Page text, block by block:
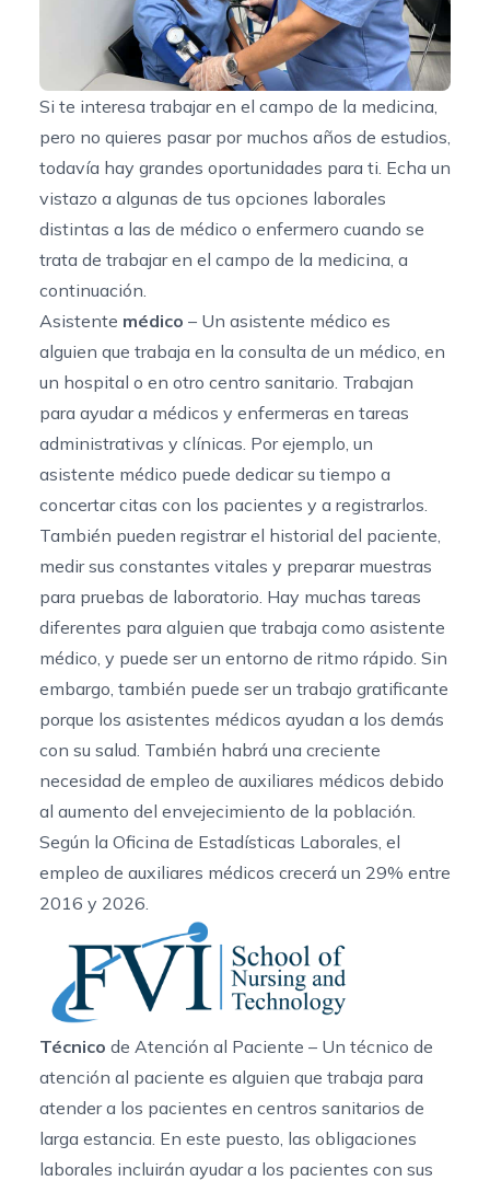
Si te interesa trabajar en el campo de la medicina,
pero no quieres pasar por muchos años de estudios,
todavía hay grandes oportunidades para ti. Echa un
vistazo a algunas de tus opciones laborales
distintas a las de médico o enfermero cuando se
trata de trabajar en el campo de la medicina, a
continuación.
Asistente médico – Un asistente médico es
alguien que trabaja en la consulta de un médico, en
un hospital o en otro centro sanitario. Trabajan
para ayudar a médicos y enfermeras en tareas
administrativas y clínicas. Por ejemplo, un
asistente médico puede dedicar su tiempo a
concertar citas con los pacientes y a registrarlos.
También pueden registrar el historial del paciente,
medir sus constantes vitales y preparar muestras
para pruebas de laboratorio. Hay muchas tareas
diferentes para alguien que trabaja como asistente
médico, y puede ser un entorno de ritmo rápido. Sin
embargo, también puede ser un trabajo gratificante
porque los asistentes médicos ayudan a los demás
con su salud. También habrá una creciente
necesidad de empleo de auxiliares médicos debido
al aumento del envejecimiento de la población.
Según la Oficina de Estadísticas Laborales, el
empleo de auxiliares médicos crecerá un 29% entre
2016 y 2026.
Técnico de Atención al Paciente – Un técnico de
atención al paciente es alguien que trabaja para
atender a los pacientes en centros sanitarios de
larga estancia. En este puesto, las obligaciones
laborales incluirán ayudar a los pacientes con sus